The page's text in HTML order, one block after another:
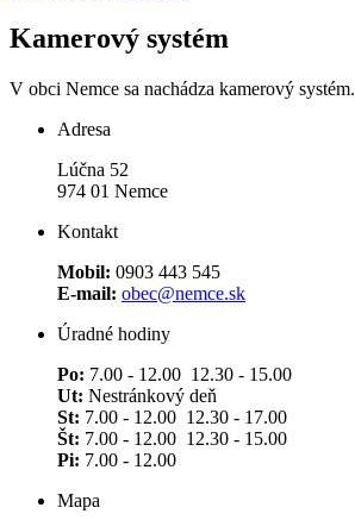
Kamerový systém
V obci Nemce sa nachádza kamerový systém.
Adresa
Lúčna 52
974 01 Nemce
Kontakt
Mobil: 0903 443 545
E-mail: obec@nemce.sk
Úradné hodiny
Po: 7.00 - 12.00 12.30 - 15.00
Ut: Nestránkový deň
St: 7.00 - 12.00 12.30 - 17.00
Št: 7.00 - 12.00 12.30 - 15.00
Pi: 7.00 - 12.00
Mapa